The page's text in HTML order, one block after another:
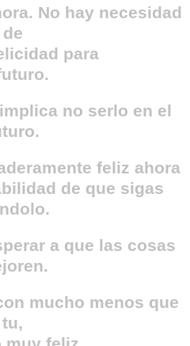
No hay necesidad
de
para
no serlo en el
feliz ahora
de que sigas
a que las cosas
mucho menos que
tu,